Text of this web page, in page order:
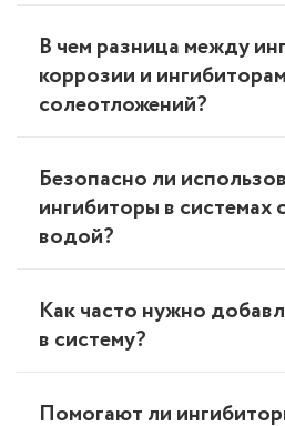
В чем разница между
коррозии и
солеотложений?
действия:
Ингибиторы коррозии
воздействуют на
блокируя
Ингибиторы
(антискаланты)
жесткости (кальций,
на стенках оборудования.
Безопасно ли
ингибиторы в системах
водой?
используются только
пищевые ингибиторы
полифосфатов), имеющие
эпидемиологические
Как часто нужно
в систему?
В закрытых системах
Помогают ли